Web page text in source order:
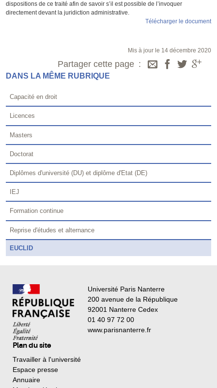
dispositions de ce traité afin de savoir s’il est possible de l’invoquer
directement devant la juridiction administrative.
Télécharger le document
Mis à jour le 14 décembre 2020
Partager cette page
DANS LA MÊME RUBRIQUE
Capacité en droit
Licences
Masters
Doctorat
Diplômes d'université (DU) et diplôme d'Etat (DE)
IEJ
Formation continue
Reprise d'études et alternance
EUCLID
Université Paris Nanterre
200 avenue de la République
92001 Nanterre Cedex
01 40 97 72 00
www.parisnanterre.fr
Plan du site
Travailler à l'université
Espace presse
Annuaire